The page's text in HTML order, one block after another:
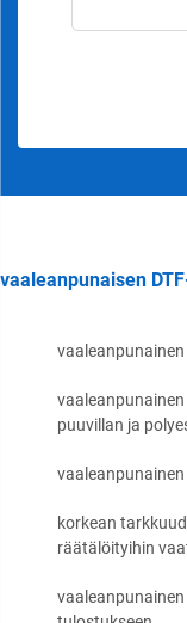
vaaleanpunaisen
puuvillan ja
korkean
räätälöityihin